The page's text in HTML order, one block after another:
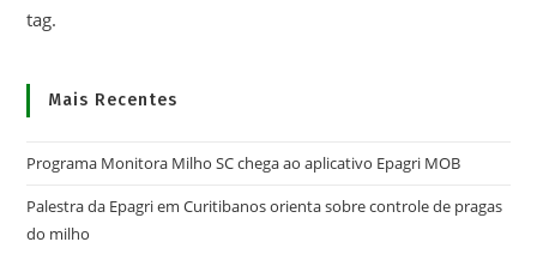
tag.
Mais Recentes
Programa Monitora Milho SC chega ao aplicativo Epagri MOB
Palestra da Epagri em Curitibanos orienta sobre controle de pragas
do milho